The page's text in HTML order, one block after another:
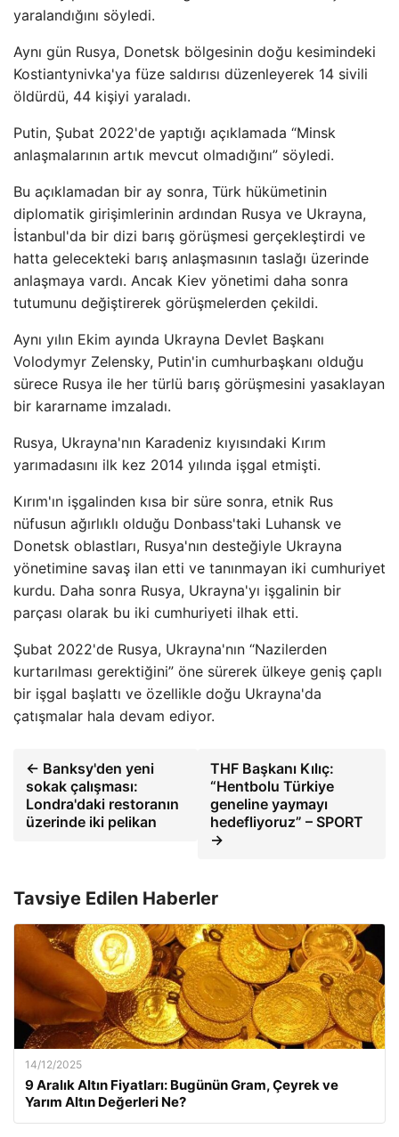
yaralandığını söyledi.
Aynı gün Rusya, Donetsk bölgesinin doğu kesimindeki
Kostiantynivka'ya füze saldırısı düzenleyerek 14 sivili
öldürdü, 44 kişiyi yaraladı.
Putin, Şubat 2022'de yaptığı açıklamada “Minsk
anlaşmalarının artık mevcut olmadığını” söyledi.
Bu açıklamadan bir ay sonra, Türk hükümetinin
diplomatik girişimlerinin ardından Rusya ve Ukrayna,
İstanbul'da bir dizi barış görüşmesi gerçekleştirdi ve
hatta gelecekteki barış anlaşmasının taslağı üzerinde
anlaşmaya vardı. Ancak Kiev yönetimi daha sonra
tutumunu değiştirerek görüşmelerden çekildi.
Aynı yılın Ekim ayında Ukrayna Devlet Başkanı
Volodymyr Zelensky, Putin'in cumhurbaşkanı olduğu
sürece Rusya ile her türlü barış görüşmesini yasaklayan
bir kararname imzaladı.
Rusya, Ukrayna'nın Karadeniz kıyısındaki Kırım
yarımadasını ilk kez 2014 yılında işgal etmişti.
Kırım'ın işgalinden kısa bir süre sonra, etnik Rus
nüfusun ağırlıklı olduğu Donbass'taki Luhansk ve
Donetsk oblastları, Rusya'nın desteğiyle Ukrayna
yönetimine savaş ilan etti ve tanınmayan iki cumhuriyet
kurdu. Daha sonra Rusya, Ukrayna'yı işgalinin bir
parçası olarak bu iki cumhuriyeti ilhak etti.
Şubat 2022'de Rusya, Ukrayna'nın “Nazilerden
kurtarılması gerektiğini” öne sürerek ülkeye geniş çaplı
bir işgal başlattı ve özellikle doğu Ukrayna'da
çatışmalar hala devam ediyor.
← Banksy'den yeni
sokak çalışması:
Londra'daki restoranın
üzerinde iki pelikan
THF Başkanı Kılıç:
“Hentbolu Türkiye
geneline yaymayı
hedefliyoruz” – SPORT
→
Tavsiye Edilen Haberler
14/12/2025
9 Aralık Altın Fiyatları: Bugünün Gram, Çeyrek ve
Yarım Altın Değerleri Ne?